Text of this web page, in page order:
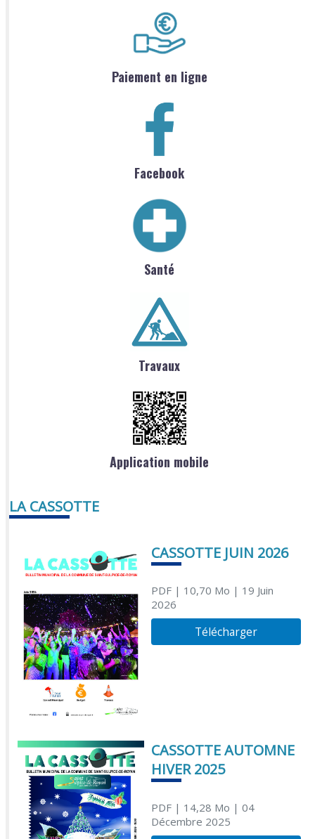
Paiement en ligne
Facebook
Santé
Travaux
Application mobile
LA CASSOTTE
CASSOTTE JUIN 2026
PDF| 10,70 Mo | 19 Juin
2026
Télécharger
CASSOTTE AUTOMNE
HIVER 2025
PDF| 14,28 Mo | 04
Décembre 2025